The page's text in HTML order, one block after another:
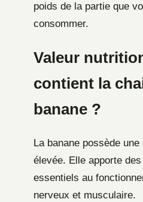
poids de la partie que
consommer.
Valeur
contient la
banane ?
La banane possède
élevée. Elle apporte
essentiels au
nerveux et musculaire.